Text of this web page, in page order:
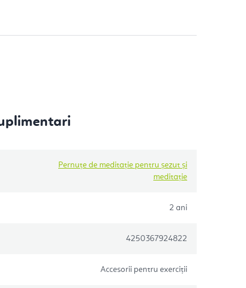
Pernuțe de meditație pentru șezut și
meditație
2 ani
4250367924822
Accesorii pentru exerciții